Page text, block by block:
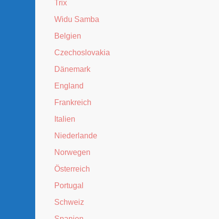
Trix
Widu Samba
Belgien
Czechoslovakia
Dänemark
England
Frankreich
Italien
Niederlande
Norwegen
Österreich
Portugal
Schweiz